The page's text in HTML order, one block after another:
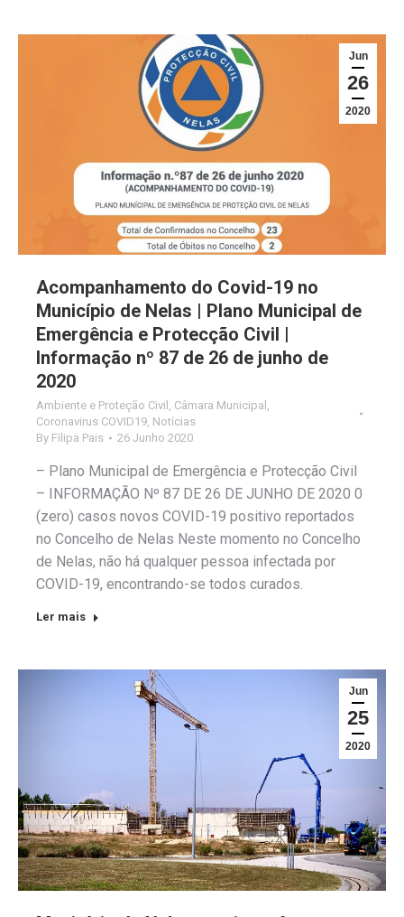
Jun
26
2020
Acompanhamento do Covid-19 no
Município de Nelas | Plano Municipal de
Emergência e Protecção Civil |
Informação nº 87 de 26 de junho de
2020
Ambiente e Proteção Civil , Câmara Municipal ,
Coronavirus COVID19, Notícias
By Filipa Pais 26 Junho 2020
– Plano Municipal de Emergência e Protecção Civil
– INFORMAÇÃO Nº 87 DE 26 DE JUNHO DE 2020 0
(zero) casos novos COVID-19 positivo reportados
no Concelho de Nelas Neste momento no Concelho
de Nelas, não há qualquer pessoa infectada por
COVID-19, encontrando-se todos curados.
Ler mais
Jun
25
2020